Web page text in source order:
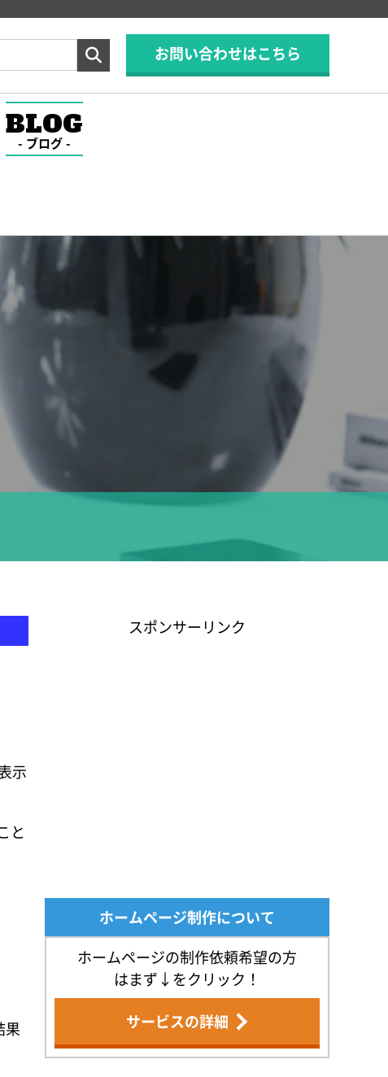
お問い合わせはこちら
BLOG
ブログ
示
と
果
スポンサーリンク
ホームページ制作について
ホームページの制作依頼希望の方
はまず↓をクリック！
サービスの詳細